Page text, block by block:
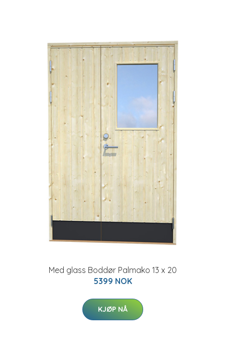
Med glass Boddør Palmako 13 x 20
5399 NOK
KJØP NÅ